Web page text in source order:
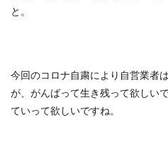
と。
今回のコロナ自粛により自営業者
が、がんばって生き残って欲しい
ていって欲しいですね。